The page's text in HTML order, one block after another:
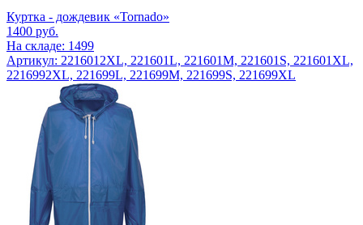
Куртка - дождевик «Tornado»
1400 руб.
На складе: 1499
Артикул: 2216012XL, 221601L, 221601M, 221601S, 221601XL,
2216992XL, 221699L, 221699M, 221699S, 221699XL